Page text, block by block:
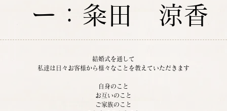
結婚式を通して
私達は日々お客様から様々なことを教えていただきます
自身のこと
お互いのこと
ご家族のこと
ー：粂田 涼香